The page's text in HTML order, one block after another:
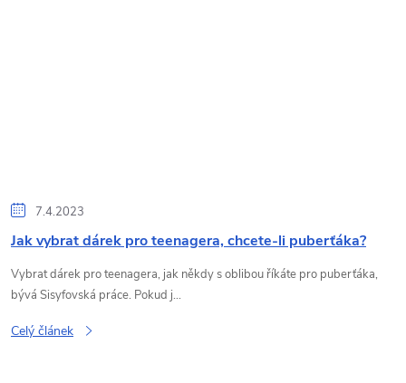
7.4.2023
Jak vybrat dárek pro teenagera, chcete-li puberťáka?
Vybrat dárek pro teenagera, jak někdy s oblibou říkáte pro puberťáka,
bývá Sisyfovská práce. Pokud j...
Celý článek